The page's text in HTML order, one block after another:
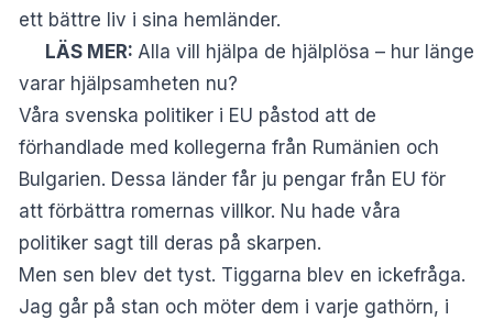
ett bättre liv i sina hemländer.
LÄS MER: Alla vill hjälpa de hjälplösa – hur länge
varar hjälpsamheten nu?
Våra svenska politiker i EU påstod att de
förhandlade med kollegerna från Rumänien och
Bulgarien. Dessa länder får ju pengar från EU för
att förbättra romernas villkor. Nu hade våra
politiker sagt till deras på skarpen.
Men sen blev det tyst. Tiggarna blev en ickefråga.
Jag går på stan och möter dem i varje gathörn, i